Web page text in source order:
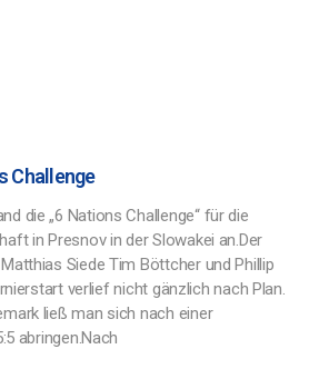
Challenge
die „6 Nations Challenge“ für die
in Presnov in der Slowakei an.Der
Siede Tim Böttcher und Phillip
verlief nicht gänzlich nach Plan.
ließ man sich nach einer
abringen.Nach